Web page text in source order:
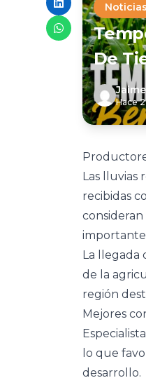
Noticias
De
Hace
Las lluvias
recibidas
La llegada
de la
región
Mejores
lo que
desarrollo.